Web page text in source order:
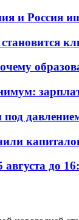
и Россия
до